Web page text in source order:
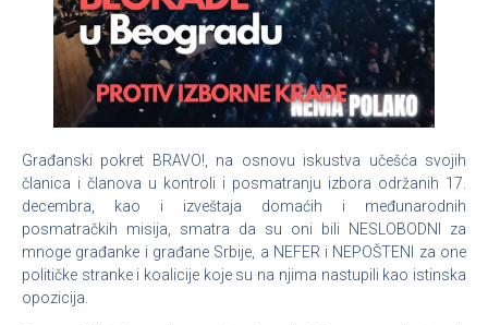
Građanski pokret BRAVO!, na osnovu iskustva učešća svojih
članica i članova u kontroli i posmatranju izbora održanih 17.
decembra, kao i izveštaja domaćih i međunarodnih
posmatračkih misija, smatra da su oni bili NESLOBODNI za
mnoge građanke i građane Srbije, a NEFER i NEPOŠTENI za one
političke stranke i koalicije koje su na njima nastupili kao istinska
opozicija.